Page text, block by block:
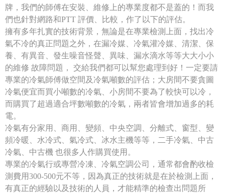
牌，我們的師傅在安裝、維修上的專業度都不是蓋的！而我
們也針對網路和PTT 評價、比較，作了以下的評估。
擁有多年扎實的技術背景，無論是在專業檢測上面，找出冷
氣不冷的真正問題之外，在漏冷媒、冷氣灌冷媒、清潔、保
養、有異音、發生噪音怪聲、異味、漏水滴水等等大大小小
的維修 故障問題， 交給我們都可以幫您處理到好！一定要請
專業的冷氣師傅做空間及冷氣噸數的評估；大房間不要貪圖
冷氣便宜而買小噸數的冷氣、小房間不要為了較快可以冷，
而購買了超過適合坪數噸數的冷氣，兩者皆會增加過多的耗
電。
冷氣有分家用、商用、變頻、中央空調、分離式、窗型、變
頻冷暖、水冷式、氣冷式、冰水主機等等，二手冷氣、中古
冷氣、中古機 也很多人作購買使用。
專業的冷氣行或專營冷凍、冷氣空調公司，通常都會酌收檢
測費用300-500元不等，因為真正的技術就是在於檢測上面，
有真正的經驗以及技術的人員，才能精準的檢查出問題所